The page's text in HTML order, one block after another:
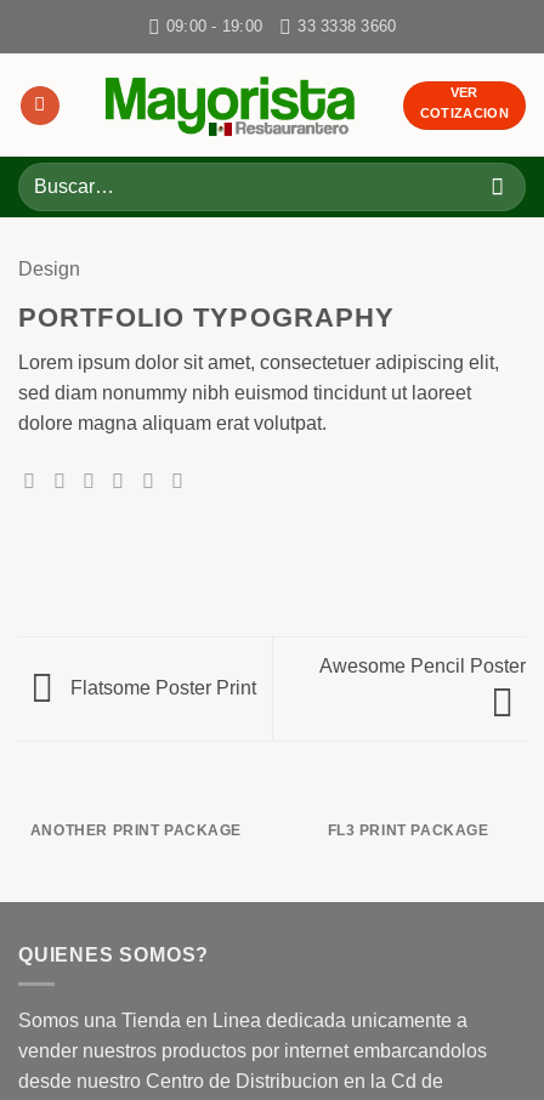
09:00 - 19:00 33 3338 3660
VER
COTIZACION
Buscar
por:
Design
PORTFOLIO TYPOGRAPHY
Lorem ipsum dolor sit amet, consectetuer adipiscing elit,
sed diam nonummy nibh euismod tincidunt ut laoreet
dolore magna aliquam erat volutpat.
Flatsome Poster Print
Awesome Pencil Poster
ANOTHER PRINT PACKAGE FL3 PRINT PACKAGE
QUIENES SOMOS?
Somos una Tienda en Linea dedicada unicamente a
vender nuestros productos por internet embarcandolos
desde nuestro Centro de Distribucion en la Cd de